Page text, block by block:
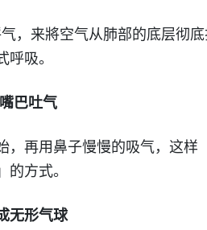
，来將空气从肺部的底层彻
呼吸。
巴吐气
，再用鼻子慢慢的吸气，这样
的方式。
无形气球